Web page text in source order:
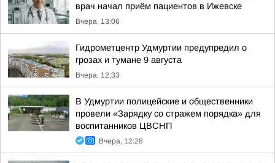
врач начал приём пациентов в Ижевске
Вчера, 13:06
Гидрометцентр Удмуртии предупредил о
грозах и тумане 9 августа
Вчера, 12:33
В Удмуртии полицейские и общественники
провели «Зарядку со стражем порядка» для
воспитанников ЦВСНП
Вчера, 12:28